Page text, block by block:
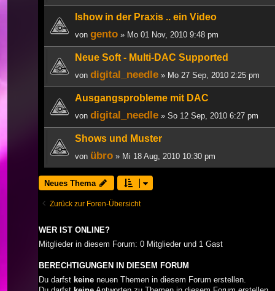
Ishow in der Praxis .. ein Video
von gento » Mo 01 Nov, 2010 9:48 pm
Neue Soft - Multi-DAC Supported
von digital_needle » Mo 27 Sep, 2010 2:25 pm
Ausgangsprobleme mit DAC
von digital_needle » So 12 Sep, 2010 6:27 pm
Shows und Muster
von übro » Mi 18 Aug, 2010 10:30 pm
Neues Thema
Zurück zur Foren-Übersicht
WER IST ONLINE?
Mitglieder in diesem Forum: 0 Mitglieder und 1 Gast
BERECHTIGUNGEN IN DIESEM FORUM
Du darfst keine neuen Themen in diesem Forum erstellen.